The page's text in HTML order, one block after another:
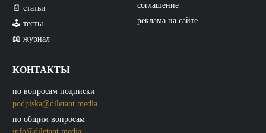
📄 статьи
🕹️ тесты
📖 журнал
КОНТАКТЫ
по вопросам подписки
podpiska@diletant.media
по общим вопросам
соглашение
реклама на сайте